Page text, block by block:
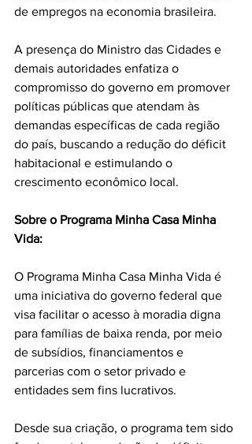
de empregos na economia brasileira.
A presença do Ministro das Cidades e
demais autoridades enfatiza o
compromisso do governo em promover
políticas públicas que atendam às
demandas específicas de cada região
do país, buscando a redução do déficit
habitacional e estimulando o
crescimento econômico local.
Sobre o Programa Minha Casa Minha
Vida:
O Programa Minha Casa Minha Vida é
uma iniciativa do governo federal que
visa facilitar o acesso à moradia digna
para famílias de baixa renda, por meio
de subsídios, financiamentos e
parcerias com o setor privado e
entidades sem fins lucrativos.
Desde sua criação, o programa tem sido